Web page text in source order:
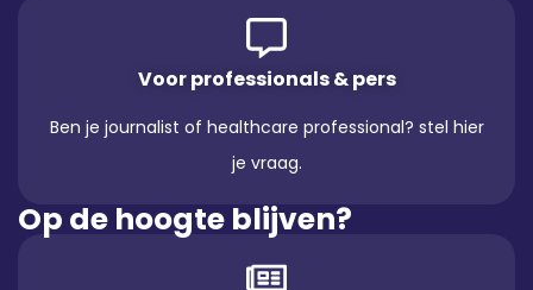
Voor professionals & pers
Ben je journalist of healthcare professional? stel hier
je vraag.
Op de hoogte blijven?